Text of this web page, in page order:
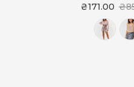
₴171.00